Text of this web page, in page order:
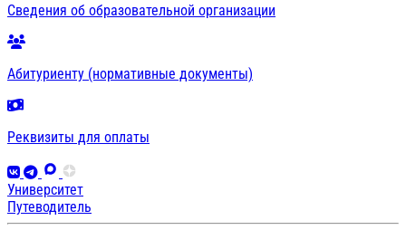
Сведения об образовательной организации
Абитуриенту (нормативные документы)
Реквизиты для оплаты
Университет
Путеводитель